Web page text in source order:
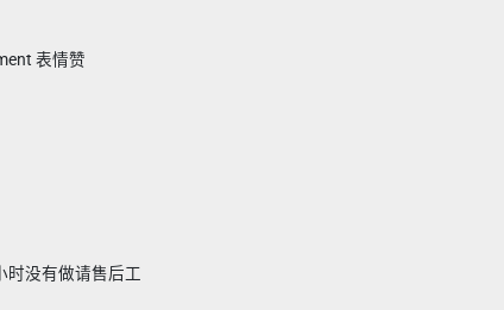
表情赞
时没有做请售后工